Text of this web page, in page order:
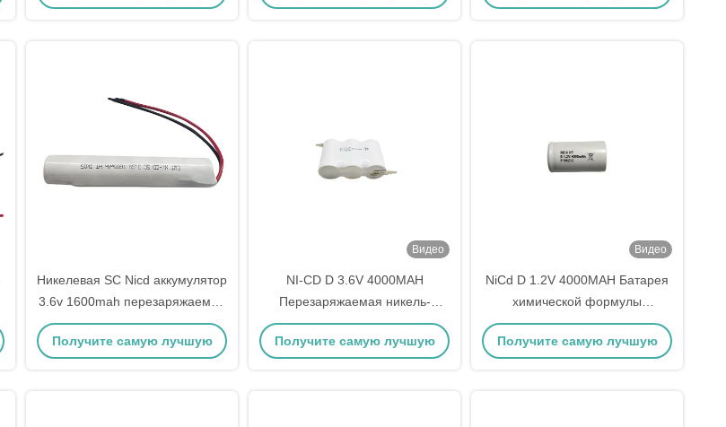
Никелевая SC Nicd аккумулятор
3.6v 1600mah перезаряжаемая
батарея
Получите самую лучшую
Видео
NI-CD D 3.6V 4000MAH
Перезаряжаемая никель-
кадмиевая батарея Высокая
скорость разряда
Получите самую лучшую
Видео
NiCd D 1.2V 4000MAH Батарея
химической формулы
Вместимость литиевой
полимерной батареи для 72200
Получите самую лучшую